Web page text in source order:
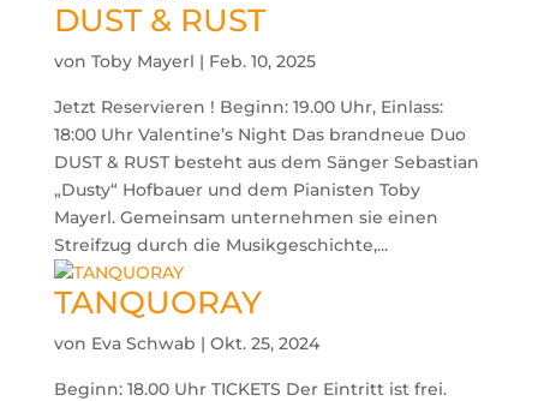
DUST & RUST
von Toby Mayerl | Feb. 10, 2025
Jetzt Reservieren ! Beginn: 19.00 Uhr, Einlass:
18:00 Uhr Valentine’s Night Das brandneue Duo
DUST & RUST besteht aus dem Sänger Sebastian
„Dusty“ Hofbauer und dem Pianisten Toby
Mayerl. Gemeinsam unternehmen sie einen
Streifzug durch die Musikgeschichte,...
TANQUORAY
von Eva Schwab | Okt. 25, 2024
Beginn: 18.00 Uhr TICKETS Der Eintritt ist frei.